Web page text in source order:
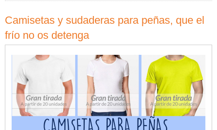
Camisetas y sudaderas para peñas, que el
frío no os detenga